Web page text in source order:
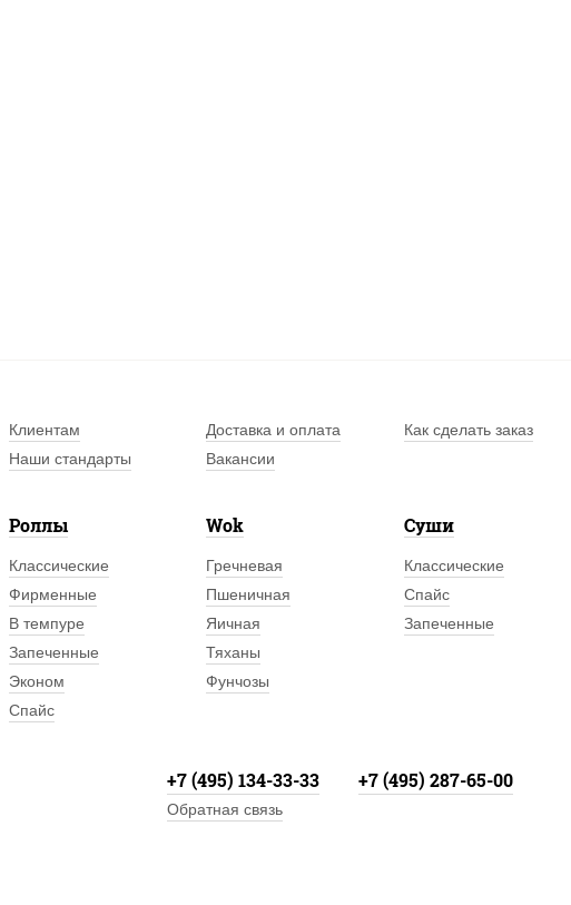
Клиентам Доставка и оплата Как сделать заказ
Наши стандарты Вакансии
Роллы
Классические
Фирменные
В темпуре
Запеченные
Эконом
Спайс
Wok
Гречневая
Пшеничная
Яичная
Тяханы
Фунчозы
Суши
Классические
Спайс
Запеченные
+7 (495) 134-33-33 +7 (495) 287-65-00
Обратная связь